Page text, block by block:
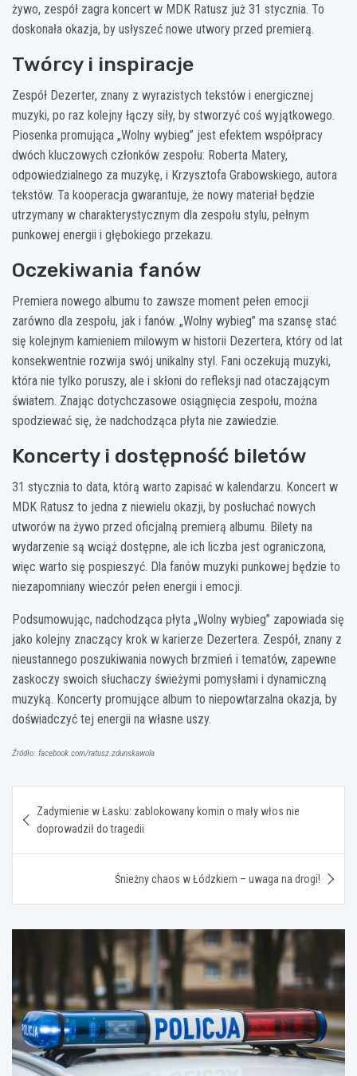
żywo, zespół zagra koncert w MDK Ratusz już 31 stycznia. To
doskonała okazja, by usłyszeć nowe utwory przed premierą.
Twórcy i inspiracje
Zespół Dezerter, znany z wyrazistych tekstów i energicznej
muzyki, po raz kolejny łączy siły, by stworzyć coś wyjątkowego.
Piosenka promująca „Wolny wybieg” jest efektem współpracy
dwóch kluczowych członków zespołu: Roberta Matery,
odpowiedzialnego za muzykę, i Krzysztofa Grabowskiego, autora
tekstów. Ta kooperacja gwarantuje, że nowy materiał będzie
utrzymany w charakterystycznym dla zespołu stylu, pełnym
punkowej energii i głębokiego przekazu.
Oczekiwania fanów
Premiera nowego albumu to zawsze moment pełen emocji
zarówno dla zespołu, jak i fanów. „Wolny wybieg” ma szansę stać
się kolejnym kamieniem milowym w historii Dezertera, który od lat
konsekwentnie rozwija swój unikalny styl. Fani oczekują muzyki,
która nie tylko poruszy, ale i skłoni do refleksji nad otaczającym
światem. Znając dotychczasowe osiągnięcia zespołu, można
spodziewać się, że nadchodząca płyta nie zawiedzie.
Koncerty i dostępność biletów
31 stycznia to data, którą warto zapisać w kalendarzu. Koncert w
MDK Ratusz to jedna z niewielu okazji, by posłuchać nowych
utworów na żywo przed oficjalną premierą albumu. Bilety na
wydarzenie są wciąż dostępne, ale ich liczba jest ograniczona,
więc warto się pospieszyć. Dla fanów muzyki punkowej będzie to
niezapomniany wieczór pełen energii i emocji.
Podsumowując, nadchodząca płyta „Wolny wybieg” zapowiada się
jako kolejny znaczący krok w karierze Dezertera. Zespół, znany z
nieustannego poszukiwania nowych brzmień i tematów, zapewne
zaskoczy swoich słuchaczy świeżymi pomysłami i dynamiczną
muzyką. Koncerty promujące album to niepowtarzalna okazja, by
doświadczyć tej energii na własne uszy.
Źródło: facebook.com/ratusz.zdunskawola
wpisu
Zadymienie w Łasku: zablokowany komin o mały włos nie
doprowadził do tragedii
Śnieżny chaos w Łódzkiem – uwaga na drogi!